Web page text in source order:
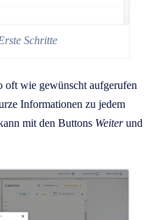
Schritte
oft wie gewünscht aufgerufen
Informationen zu jedem
mit den Buttons Weiterund